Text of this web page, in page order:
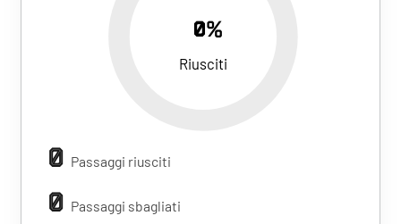
0%
Riusciti
0 Passaggi riusciti
0 Passaggi sbagliati